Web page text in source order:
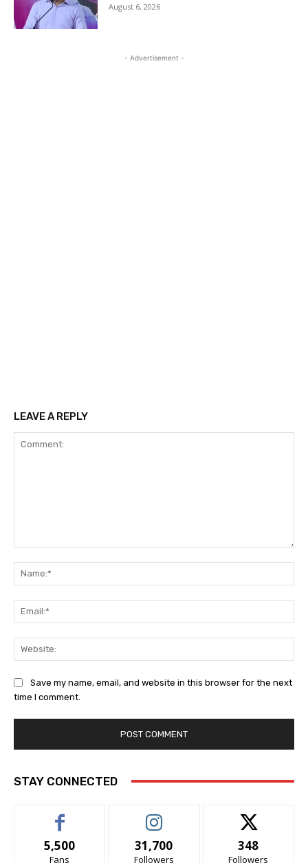
August 6, 2026
- Advertisement -
LEAVE A REPLY
Save my name, email, and website in this browser for the next
time I comment.
STAY CONNECTED
5,500
Fans
31,700
Followers
348
Followers